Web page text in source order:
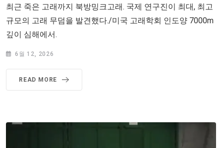
최근 죽은 고래까지 북방밍크고래. 국제 연구진이 최대, 최고
규모의 고래 무덤을 발견했다./미국 고래학회 인도양 7000m
깊이 심해에서.
6월 12, 2026
READ MORE